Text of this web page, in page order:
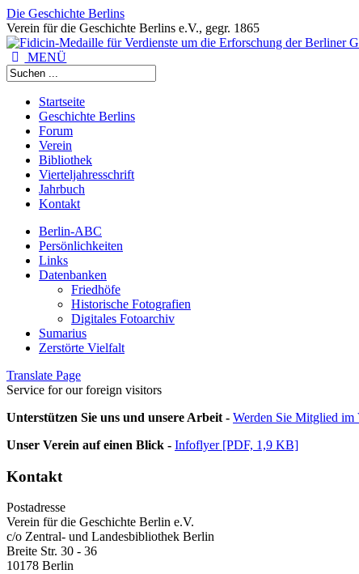
Die Geschichte Berlins
Verein für die Geschichte Berlins e.V., gegr. 1865
MENÜ
Startseite
Geschichte Berlins
Forum
Verein
Bibliothek
Vierteljahresschrift
Jahrbuch
Kontakt
Berlin-ABC
Persönlichkeiten
Links
Datenbanken
Friedhöfe
Historische Fotografien
Digitales Fotoarchiv
Sumarius
Zerstörte Vielfalt
Translate Page
Service for our foreign visitors
Unterstützen Sie uns und unsere Arbeit - Werden Sie Mitglied im
Unser Verein auf einen Blick - Infoflyer [PDF, 1,9 KB]
Kontakt
Postadresse
Verein für die Geschichte Berlin e.V.
c/o Zentral- und Landesbibliothek Berlin
Breite Str. 30 - 36
10178 Berlin